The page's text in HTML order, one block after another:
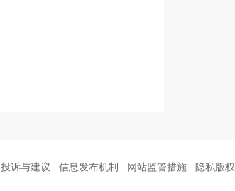
投诉与建议 信息发布机制 网站监管措施 隐私版权